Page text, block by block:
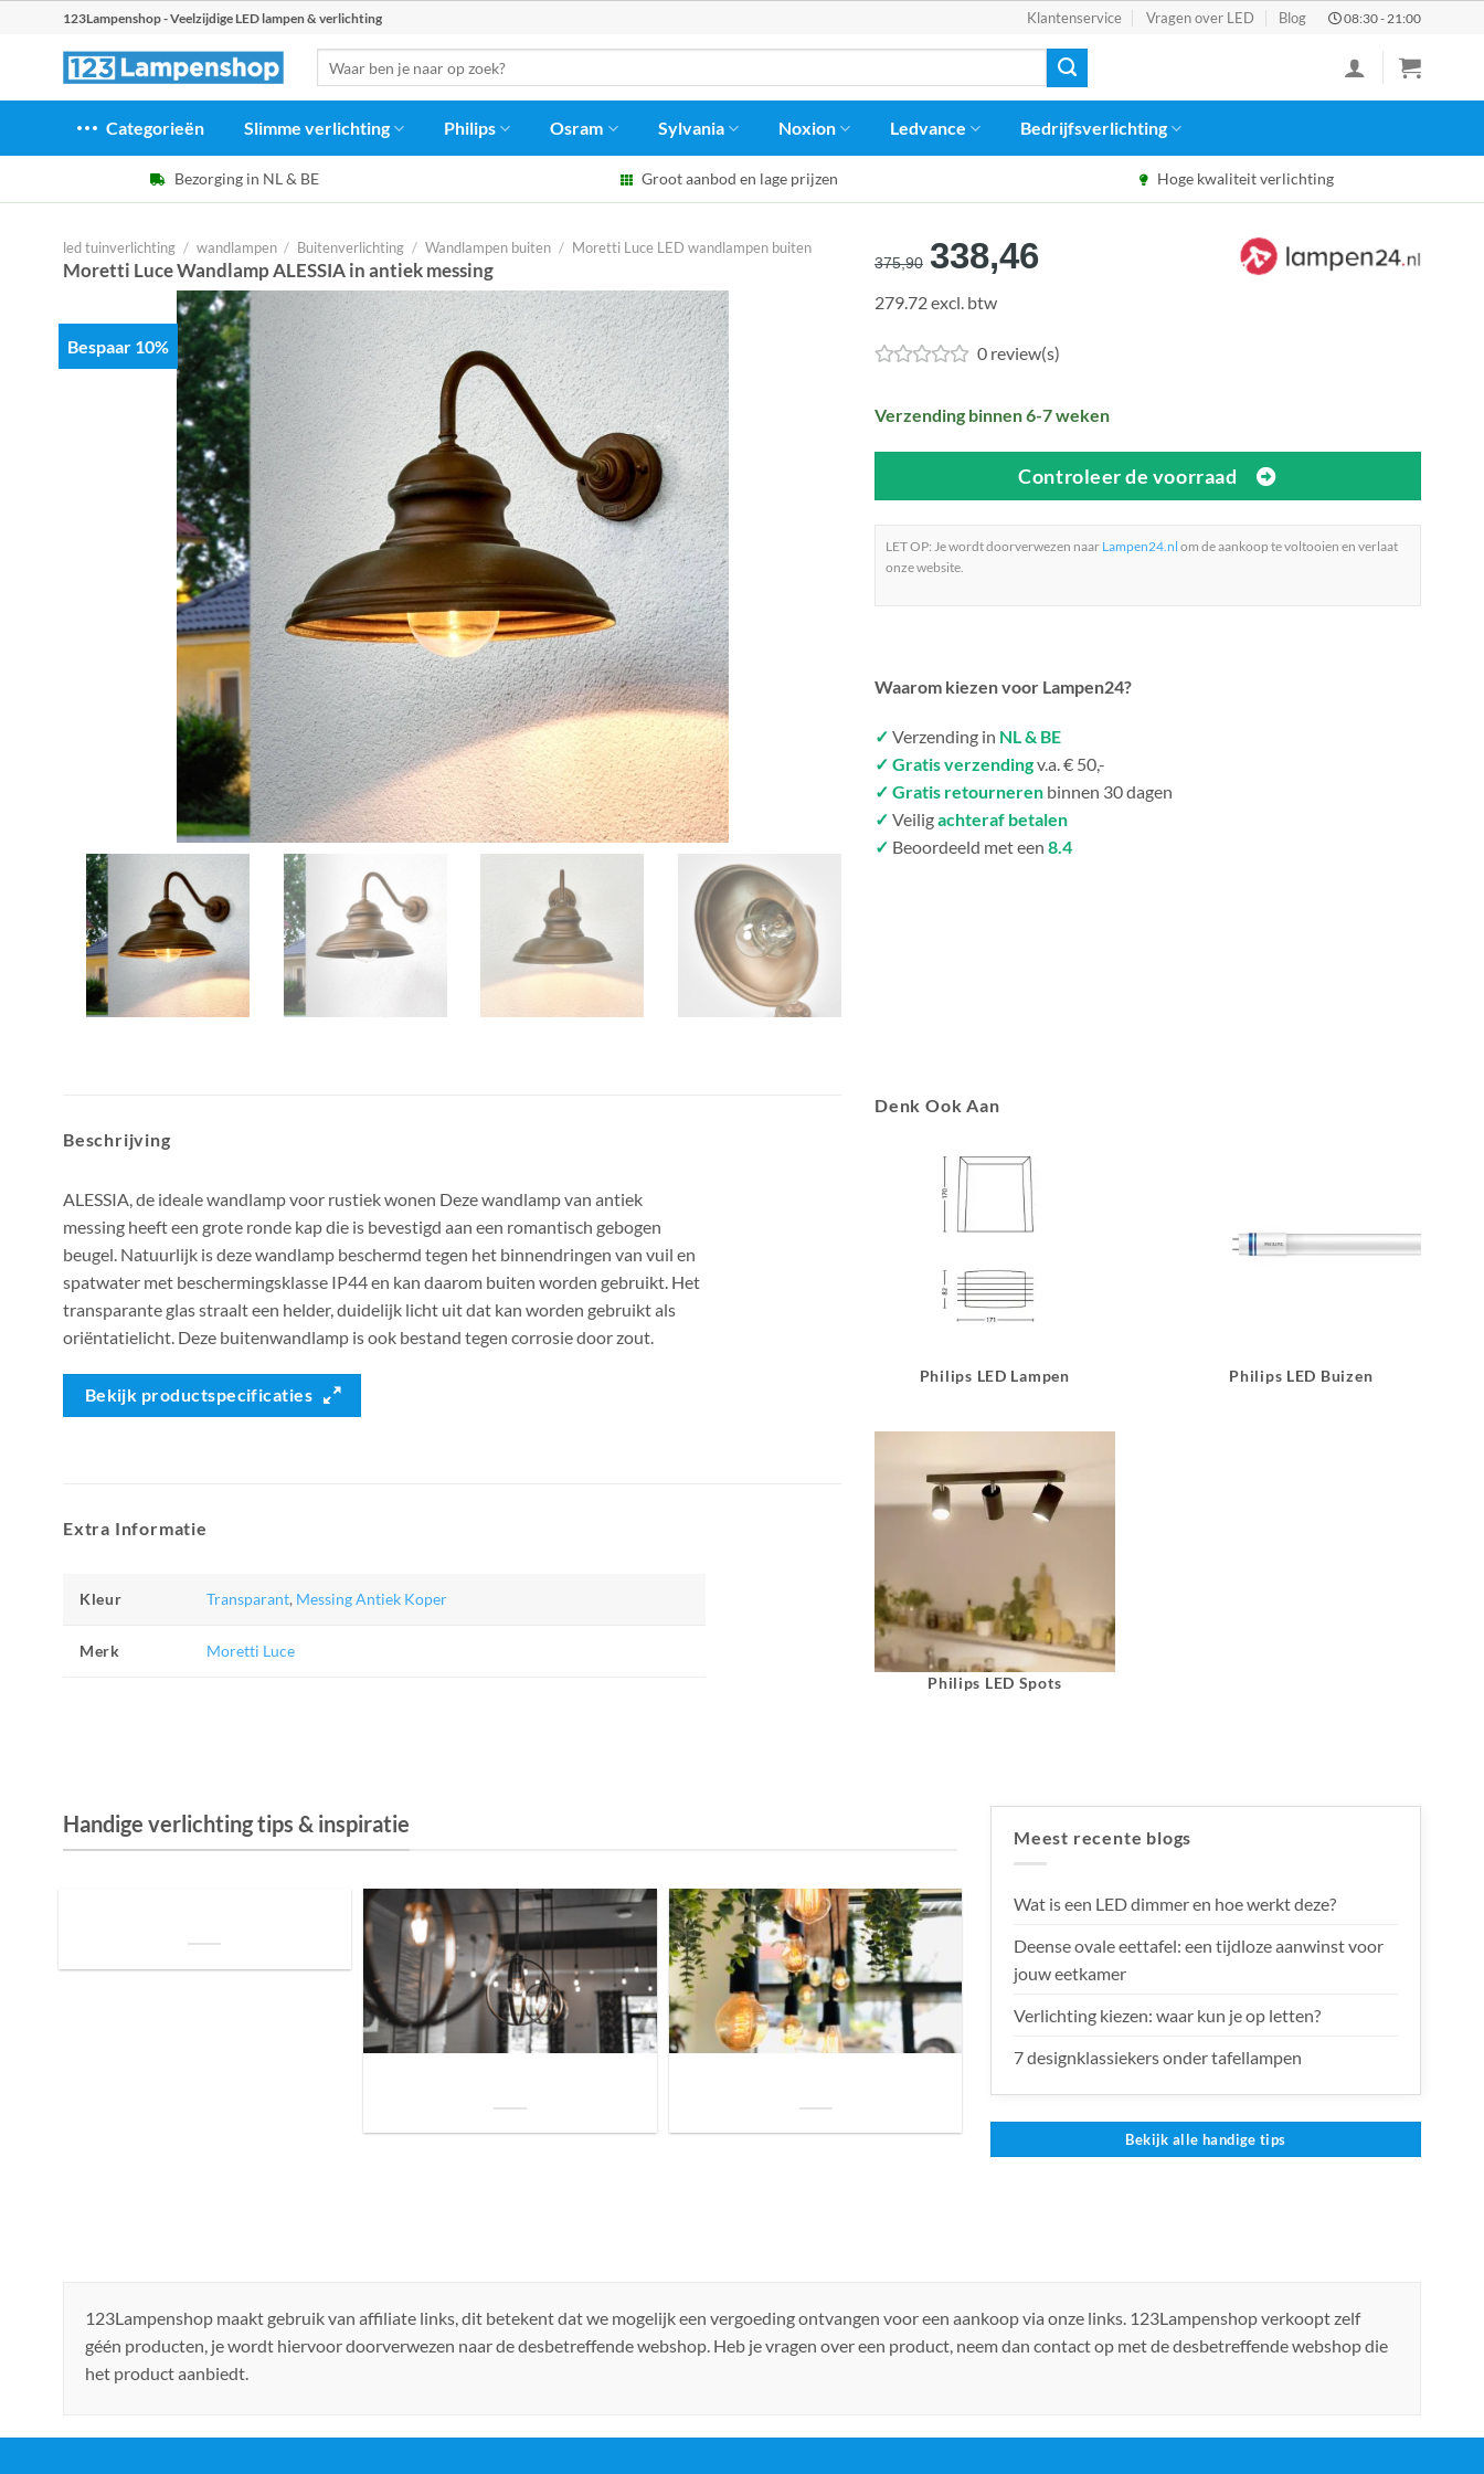
123Lampenshop - Veelzijdige LED lampen & verlichting Klantenservice Vragen over LED Blog 08:30 - 21:00
naar:
Categorieën Slimme verlichting Philips Osram Sylvania Noxion Ledvance Bedrijfsverlichting
Bezorging in NL & BE Groot aanbod en lage prijzen Hoge kwaliteit verlichting
led tuinverlichting / wandlampen / Buitenverlichting / Wandlampen buiten / Moretti Luce LED wandlampen buiten
Moretti Luce Wandlamp ALESSIA in antiek messing
Bespaar 10%
375,90 Oorspronkelijke
prijs
€375,90.
338,46Huidige
€338,46.
279.72 excl. btw
0 review(s)
Verzending binnen 6-7 weken
Controleer de voorraad
LET OP: Je wordt doorverwezen naar Lampen24.nl om de aankoop te voltooien en verlaat
onze website.
Waarom kiezen voor Lampen24?
✓ Verzending in NL & BE
✓ Gratis verzendingv.a. € 50,-
✓ Gratis retourneren binnen 30 dagen
✓ Veiligachteraf betalen
✓ Beoordeeld met een 8.4
Beschrijving
ALESSIA, de ideale wandlamp voor rustiek wonen Deze wandlamp van antiek
messing heeft een grote ronde kap die is bevestigd aan een romantisch gebogen
beugel. Natuurlijk is deze wandlamp beschermd tegen het binnendringen van vuil en
spatwater met beschermingsklasse IP44 en kan daarom buiten worden gebruikt. Het
transparante glas straalt een helder, duidelijk licht uit dat kan worden gebruikt als
oriëntatielicht. Deze buitenwandlamp is ook bestand tegen corrosie door zout.
Bekijk productspecificaties
Extra Informatie
Kleur Transparant, Messing Antiek Koper
Merk Moretti Luce
Denk Ook Aan
Philips LED Lampen Philips LED Buizen
Philips LED Spots
Handige verlichting tips & inspiratie
Meest recente blogs
Wat is een LED dimmer en hoe werkt deze?
Deense ovale eettafel: een tijdloze aanwinst voor
jouw eetkamer
Verlichting kiezen: waar kun je op letten?
7 designklassiekers onder tafellampen
Bekijk alle handige tips
123Lampenshop maakt gebruik van affiliate links, dit betekent dat we mogelijk een vergoeding ontvangen voor een aankoop via onze links. 123Lampenshop verkoopt zelf
géén producten, je wordt hiervoor doorverwezen naar de desbetreffende webshop. Heb je vragen over een product, neem dan contact op met de desbetreffende webshop die
het product aanbiedt.